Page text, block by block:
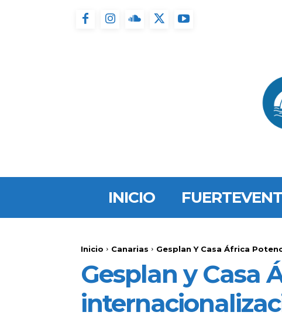
INICIO
Inicio Canarias Gesplan Y Casa África
Gesplan y Casa